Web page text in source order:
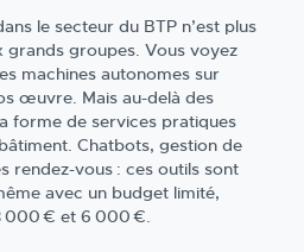
le secteur du BTP n’est plus
grands groupes. Vous voyez
machines autonomes sur
œuvre. Mais au-delà des
forme de services pratiques
Chatbots, gestion de
rendez-vous : ces outils sont
avec un budget limité,
000 € et 6 000 €.